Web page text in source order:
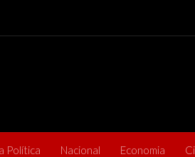
Política Nacional Economia